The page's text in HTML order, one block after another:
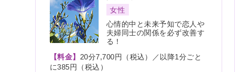
女性
心情的中と未来予知で恋人や
夫婦同士の関係を必ず改善す
る！
【料金】 20分7,700円（税込）／以降1分ごと
に385円（税込）